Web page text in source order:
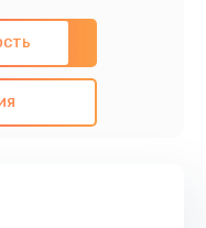
ремонт с
компонентов, а
всех
- предоставить
записаться на